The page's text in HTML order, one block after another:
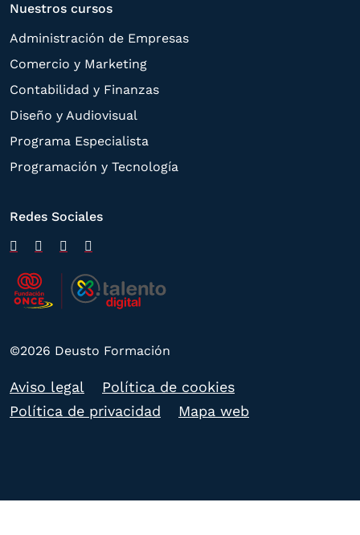
Nuestros cursos
Administración de Empresas
Comercio y Marketing
Contabilidad y Finanzas
Diseño y Audiovisual
Programa Especialista
Programación y Tecnología
Redes Sociales
©2026 Deusto Formación
Aviso legal
Política de cookies
Política de privacidad
Mapa web